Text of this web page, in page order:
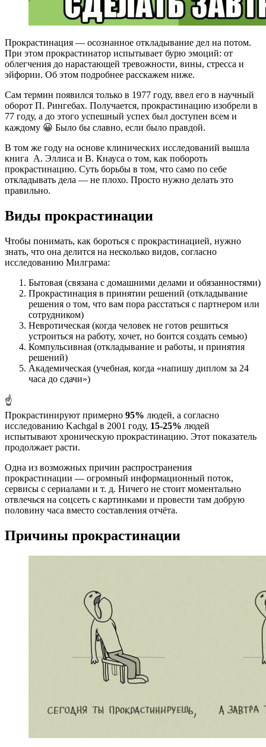
Прокрастинация — осознанное откладывание дел на потом.
При этом прокрастинатор испытывает бурю эмоций: от
облегчения до нарастающей тревожности, вины, стресса и
эйфории. Об этом подробнее расскажем ниже.
Сам термин появился только в 1977 году, ввел его в научный
оборот П. Рингебах. Получается, прокрастинацию изобрели в
77 году, а до этого успешный успех был доступен всем и
каждому 😀 Было бы славно, если было правдой.
В том же году на основе клинических исследований вышла
книга А. Эллиса и В. Кнауса о том, как побороть
прокрастинацию. Суть борьбы в том, что само по себе
откладывать дела — не плохо. Просто нужно делать это
правильно.
Виды прокрастинации
Чтобы понимать, как бороться с прокрастинацией, нужно
знать, что она делится на несколько видов, согласно
исследованию Милграма:
Бытовая (связана с домашними делами и обязанностями)
Прокрастинация в принятии решений (откладывание
решения о том, что вам пора расстаться с партнером или
сотрудником)
Невротическая (когда человек не готов решиться
устроиться на работу, хочет, но боится создать семью)
Компульсивная (откладывание и работы, и принятия
решений)
Академическая (учебная, когда «напишу диплом за 24
часа до сдачи»)
☝️
Прокрастинируют примерно 95% людей, а согласно
исследованию Kachgal в 2001 году, 15-25% людей
испытывают хроническую прокрастинацию. Этот показатель
продолжает расти.
Одна из возможных причин распространения
прокрастинации — огромный информационный поток,
сервисы с сериалами и т. д. Ничего не стоит моментально
отвлечься на соцсеть с картинками и провести там добрую
половину часа вместо составления отчёта.
Причины прокрастинации